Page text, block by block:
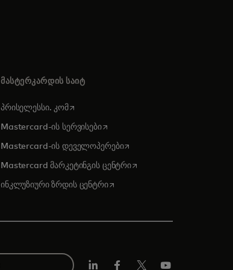
ᲛᲐᲡᲢᲔᲠᲙᲐᲠᲓᲘᲡ ᲡᲐᲘᲢ
პრისელესსი. კომopens in a new tab
Mastercard-ის სერვისებიopens in a new tab
Mastercard-ის დეველოპერებიopens in a new tab
Mastercard მარკეტინგის ცენტრიopens in a new tab
ინკლუზიური ზრდის ცენტრიopens in a new tab